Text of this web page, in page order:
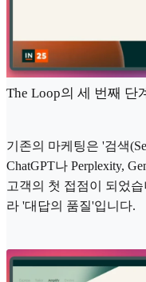
The Loop의 세 번째 단
기존의 마케팅은 '검색
ChatGPT나 Perplexity,
고객의 첫 접점이 되었
라 '대답의 품질'입니다.